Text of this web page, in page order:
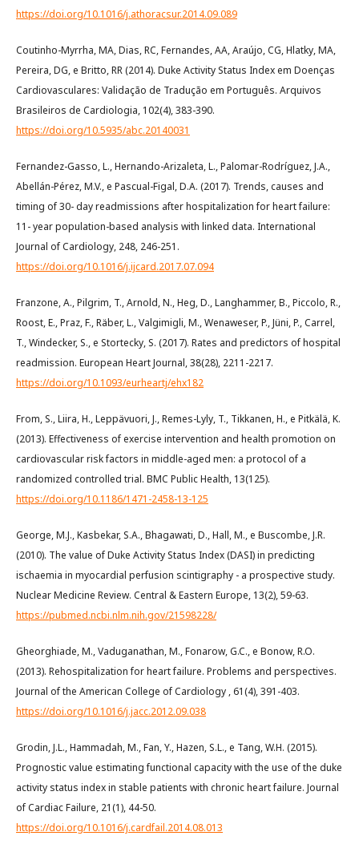
https://doi.org/10.1016/j.athoracsur.2014.09.089
Coutinho-Myrrha, MA, Dias, RC, Fernandes, AA, Araújo, CG, Hlatky, MA,
Pereira, DG, e Britto, RR (2014). Duke Activity Status Index em Doenças
Cardiovasculares: Validação de Tradução em Português. Arquivos
Brasileiros de Cardiologia, 102(4), 383-390.
https://doi.org/10.5935/abc.20140031
Fernandez-Gasso, L., Hernando-Arizaleta, L., Palomar-Rodríguez, J.A.,
Abellán-Pérez, M.V., e Pascual-Figal, D.A. (2017). Trends, causes and
timing of 30- day readmissions after hospitalization for heart failure:
11- year population-based analysis with linked data. International
Journal of Cardiology, 248, 246-251.
https://doi.org/10.1016/j.ijcard.2017.07.094
Franzone, A., Pilgrim, T., Arnold, N., Heg, D., Langhammer, B., Piccolo, R.,
Roost, E., Praz, F., Räber, L., Valgimigli, M., Wenaweser, P., Jüni, P., Carrel,
T., Windecker, S., e Stortecky, S. (2017). Rates and predictors of hospital
readmission. European Heart Journal, 38(28), 2211-2217.
https://doi.org/10.1093/eurheartj/ehx182
From, S., Liira, H., Leppävuori, J., Remes-Lyly, T., Tikkanen, H., e Pitkälä, K.
(2013). Effectiveness of exercise intervention and health promotion on
cardiovascular risk factors in middle-aged men: a protocol of a
randomized controlled trial. BMC Public Health, 13(125).
https://doi.org/10.1186/1471-2458-13-125
George, M.J., Kasbekar, S.A., Bhagawati, D., Hall, M., e Buscombe, J.R.
(2010). The value of Duke Activity Status Index (DASI) in predicting
ischaemia in myocardial perfusion scintigraphy - a prospective study.
Nuclear Medicine Review. Central & Eastern Europe, 13(2), 59-63.
https://pubmed.ncbi.nlm.nih.gov/21598228/
Gheorghiade, M., Vaduganathan, M., Fonarow, G.C., e Bonow, R.O.
(2013). Rehospitalization for heart failure. Problems and perspectives.
Journal of the American College of Cardiology , 61(4), 391-403.
https://doi.org/10.1016/j.jacc.2012.09.038
Grodin, J.L., Hammadah, M., Fan, Y., Hazen, S.L., e Tang, W.H. (2015).
Prognostic value estimating functional capacity with the use of the duke
activity status index in stable patients with chronic heart failure. Journal
of Cardiac Failure, 21(1), 44-50.
https://doi.org/10.1016/j.cardfail.2014.08.013